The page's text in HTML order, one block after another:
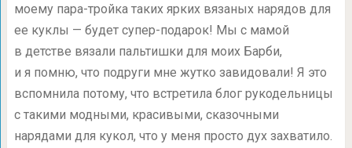
моему пара-тройка таких ярких вязаных нарядов для
ее куклы — будет супер-подарок! Мы с мамой
в детстве вязали пальтишки для моих Барби,
и я помню, что подруги мне жутко завидовали! Я это
вспомнила потому, что встретила блог рукодельницы
с такими модными, красивыми, сказочными
нарядами для кукол, что у меня просто дух захватило.